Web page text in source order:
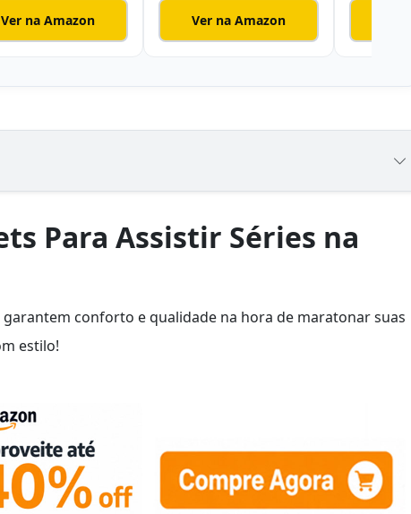
Ver na Amazon
Ver na Amazon
Para Assistir Séries na
conforto e qualidade na hora de maratonar suas
estilo!